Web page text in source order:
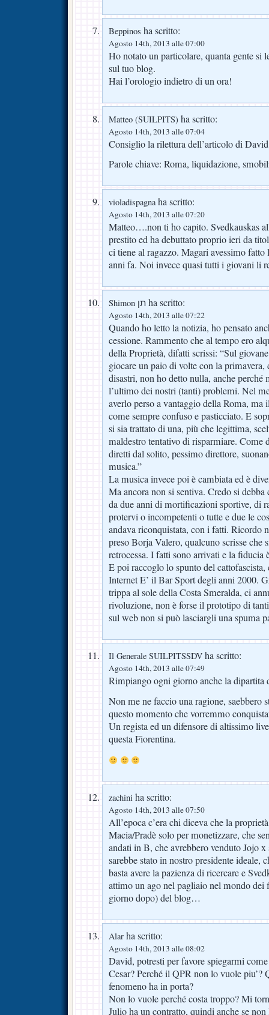
Beppinos ha scritto:
Agosto 14th, 2013 alle 07:00
Ho notato un particolare, quanta gente si
sul tuo blog.
Hai l’orologio indietro di un ora!
Matteo (SUILPITS) ha scritto:
Agosto 14th, 2013 alle 07:04
Consiglio la rilettura dell’articolo di
Parole chiave: Roma, liquidazione,
violadispagnaha scritto:
Agosto 14th, 2013 alle 07:20
Matteo….non ti ho capito. Svedkauskas
prestito ed ha debuttato proprio ieri da
ci tiene al ragazzo. Magari avessimo
anni fa. Noi invece quasi tutti i giovani li
Shimon תן ha scritto:
Agosto 14th, 2013 alle 07:22
Quando ho letto la notizia, ho pensato
cessione. Rammento che al tempo ero
della Proprietà, difatti scrissi: “Sul
giocare un paio di volte con la primavera,
disastri, non ho detto nulla, anche perché
l’ultimo dei nostri (tanti) problemi. Nel
averlo perso a vantaggio della Roma,
come sempre confuso e pasticciato. E
si sia trattato di una, più che legittima,
maldestro tentativo di risparmiare. Come
diretti dal solito, pessimo direttore,
musica.”
La musica invece poi è cambiata ed è
Ma ancora non si sentiva. Credo si
da due anni di mortificazioni sportive, di
protervi o incompetenti o tutte e due le
andava riconquistata, con i fatti. Ricordo
preso Borja Valero, qualcuno scrisse che
retrocessa. I fatti sono arrivati e la fiducia
E poi raccoglo lo spunto del cattofascista,
Internet E’ il Bar Sport degli anni 2000.
trippa al sole della Costa Smeralda, ci
rivoluzione, non è forse il prototipo di
sul web non si può lasciargli una spuma
Il Generale SUILPITSSDV ha scritto:
Agosto 14th, 2013 alle 07:49
Rimpiango ogni giorno anche la dipartita
Non me ne faccio una ragione, saebbero
questo momento che vorremmo
Un regista ed un difensore di altissimo
questa Fiorentina.
zachini ha scritto:
Agosto 14th, 2013 alle 07:50
All’epoca c’era chi diceva che la
Macia/Pradè solo per monetizzare, che
andati in B, che avrebbero venduto Jojo
sarebbe stato in nostro presidente ideale,
basta avere la pazienza di ricercare e
attimo un ago nel pagliaio nel mondo
giorno dopo) del blog…
Alar ha scritto:
Agosto 14th, 2013 alle 08:02
David, potresti per favore spiegarmi
Cesar? Perché il QPR non lo vuole piu’?
fenomeno ha in porta?
Non lo vuole perché costa troppo? Mi
Julio ha un contratto, quindi anche se